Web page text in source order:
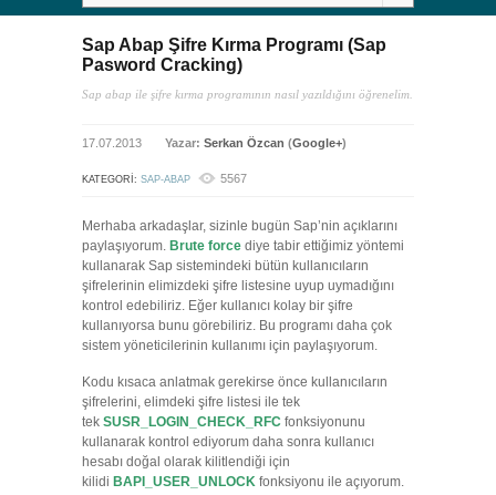
Sap Abap Şifre Kırma Programı (Sap
Pasword Cracking)
Sap abap ile şifre kırma programının nasıl yazıldığını öğrenelim.
17.07.2013 Yazar: Serkan Özcan (Google+)
KATEGORI: SAP-ABAP 5567
Merhaba arkadaşlar, sizinle bugün Sap’nin açıklarını
paylaşıyorum. Brute force diye tabir ettiğimiz yöntemi
kullanarak Sap sistemindeki bütün kullanıcıların
şifrelerinin elimizdeki şifre listesine uyup uymadığını
kontrol edebiliriz. Eğer kullanıcı kolay bir şifre
kullanıyorsa bunu görebiliriz. Bu programı daha çok
sistem yöneticilerinin kullanımı için paylaşıyorum.
Kodu kısaca anlatmak gerekirse önce kullanıcıların
şifrelerini, elimdeki şifre listesi ile tek
tek SUSR_LOGIN_CHECK_RFC fonksiyonunu
kullanarak kontrol ediyorum daha sonra kullanıcı
hesabı doğal olarak kilitlendiği için
kilidi BAPI_USER_UNLOCK fonksiyonu ile açıyorum.